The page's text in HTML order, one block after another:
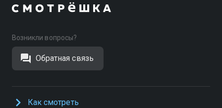
Возникли вопросы?
Обратная связь
Как смотреть